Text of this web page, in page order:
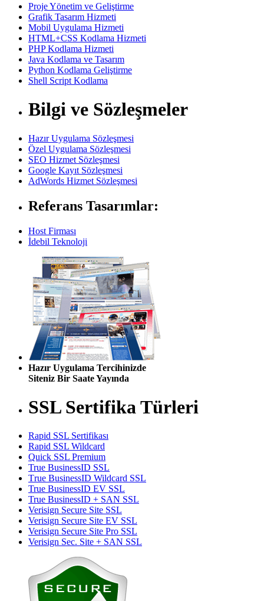
Proje Yönetim ve Geliştirme
Grafik Tasarım Hizmeti
Mobil Uygulama Hizmeti
HTML+CSS Kodlama Hizmeti
PHP Kodlama Hizmeti
Java Kodlama ve Tasarım
Python Kodlama Geliştirme
Shell Script Kodlama
Bilgi ve Sözleşmeler
Hazır Uygulama Sözleşmesi
Özel Uygulama Sözleşmesi
SEO Hizmet Sözleşmesi
Google Kayıt Sözleşmesi
AdWords Hizmet Sözleşmesi
Referans Tasarımlar:
Host Firması
İdebil Teknoloji
Hazır Uygulama Tercihinizde
Siteniz Bir Saate Yayında
SSL Sertifika Türleri
Rapid SSL Sertifikası
Rapid SSL Wildcard
Quick SSL Premium
True BusinessID SSL
True BusinessID Wildcard SSL
True BusinessID EV SSL
True BusinessID + SAN SSL
Verisign Secure Site SSL
Verisign Secure Site EV SSL
Verisign Secure Site Pro SSL
Verisign Sec. Site + SAN SSL